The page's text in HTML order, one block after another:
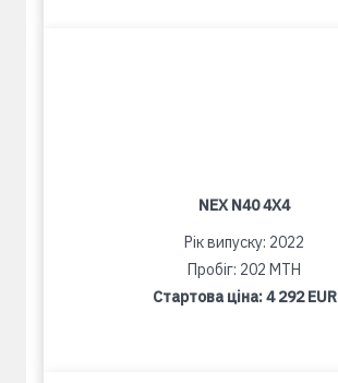
NEX N40 4X4
Рік випуску: 2022
Пробіг: 202 MTH
Стартова ціна:4 292 EUR